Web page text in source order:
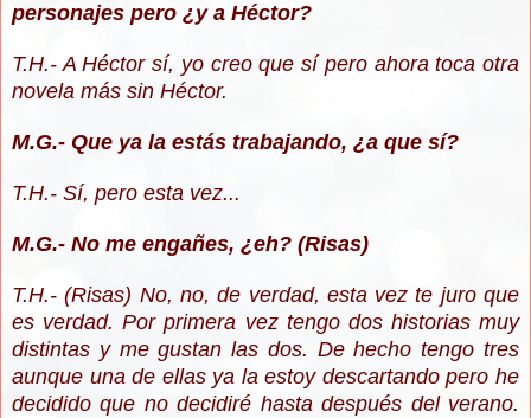
personajes pero ¿y a Héctor?
T.H.- A Héctor sí, yo creo que sí pero ahora toca otra
novela más sin Héctor.
M.G.- Que ya la estás trabajando, ¿a que sí?
T.H.- Sí, pero esta vez...
M.G.- No me engañes, ¿eh? (Risas)
T.H.- (Risas) No, no, de verdad, esta vez te juro que
es verdad. Por primera vez tengo dos historias muy
distintas y me gustan las dos. De hecho tengo tres
aunque una de ellas ya la estoy descartando pero he
decidido que no decidiré hasta después del verano.